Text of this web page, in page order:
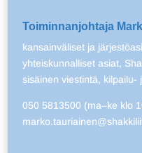
Toiminnanjohtaja
kansainväliset ja
yhteiskunnalliset asiat,
sisäinen viestintä, kilpailu-
050 5813500 (ma–ke klo